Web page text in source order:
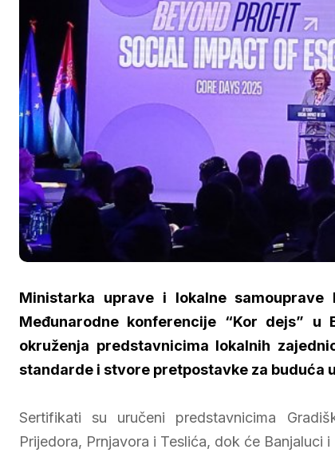
Ministarka uprave i lokalne
Međunarodne konferencije “Kor dejs”
okruženja predstavnicima lokalnih
standarde i stvore pretpostavke za buduća
Sertifikati su uručeni predstavnicima
Prijedora, Prnjavora i Teslića, dok će Banjaluci